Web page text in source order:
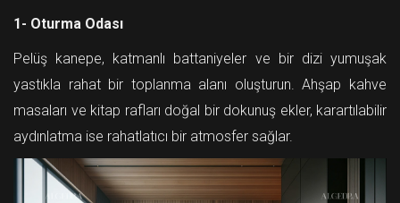
1- Oturma Odası
Pelüş kanepe, katmanlı battaniyeler ve bir dizi yumuşak
yastıkla rahat bir toplanma alanı oluşturun. Ahşap kahve
masaları ve kitap rafları doğal bir dokunuş ekler, karartılabilir
aydınlatma ise rahatlatıcı bir atmosfer sağlar.